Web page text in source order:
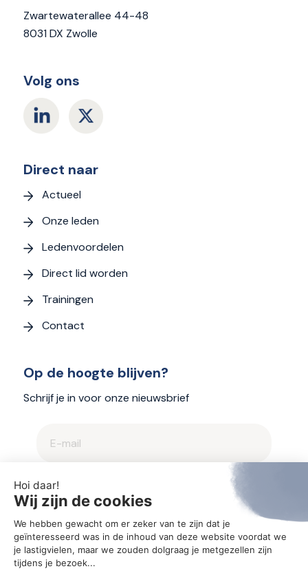
Zwartewaterallee 44-48
8031 DX Zwolle
Volg ons
Direct naar
Actueel
Onze leden
Ledenvoordelen
Direct lid worden
Trainingen
Contact
Op de hoogte blijven?
Schrijf je in voor onze nieuwsbrief